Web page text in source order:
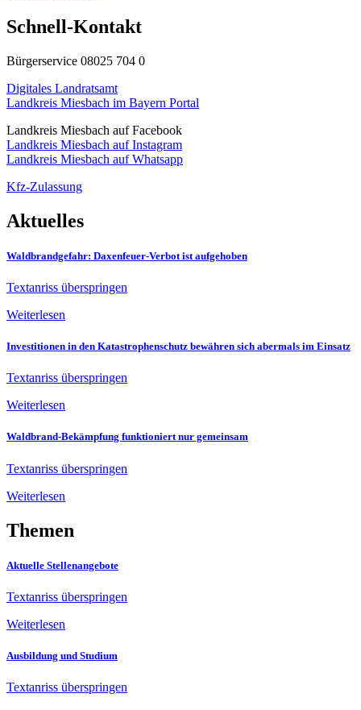
Schnell-Kontakt
Bürgerservice 08025 704 0
Digitales Landratsamt
Landkreis Miesbach im Bayern Portal
Landkreis Miesbach auf Facebook
Landkreis Miesbach auf Instagram
Landkreis Miesbach auf Whatsapp
Kfz-Zulassung
Aktuelles
Waldbrandgefahr: Daxenfeuer-Verbot ist aufgehoben
Textanriss überspringen
Weiterlesen
Investitionen in den Katastrophenschutz bewähren sich abermals im Einsatz
Textanriss überspringen
Weiterlesen
Waldbrand-Bekämpfung funktioniert nur gemeinsam
Textanriss überspringen
Weiterlesen
Themen
Aktuelle Stellenangebote
Textanriss überspringen
Weiterlesen
Ausbildung und Studium
Textanriss überspringen